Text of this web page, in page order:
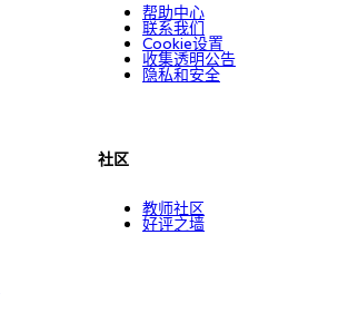
帮助中心
联系我们
Cookie设置
收集透明公告
隐私和安全
社区
教师社区
好评之墙